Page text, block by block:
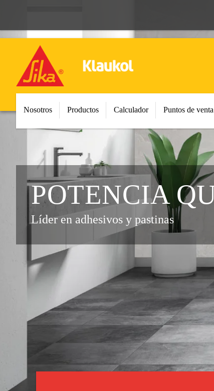
Nosotros Productos Calculador Puntos de venta
POTENCIA
Líder en adhesivos y pastinas